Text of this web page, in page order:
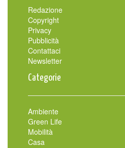
Redazione
Copyright
Privacy
Pubblicità
Contattaci
Newsletter
Categorie
Ambiente
Green Life
Mobilità
Casa